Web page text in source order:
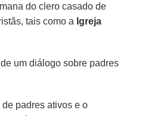
do clero casado de
tais como a Igreja
um diálogo sobre padres
padres ativos e o